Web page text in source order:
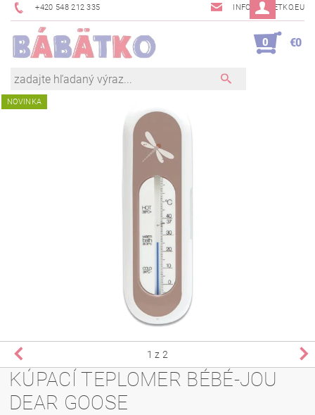
+420 548 212 335 INFO@BABETKO.EU
0 €0
NOVINKA
1 z 2
KÚPACÍ TEPLOMER BÉBÉ-JOU
DEAR GOOSE